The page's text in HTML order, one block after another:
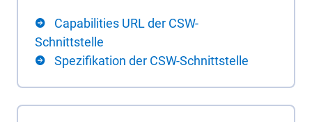
Capabilities URL der CSW-
Schnittstelle
Spezifikation der CSW-Schnittstelle